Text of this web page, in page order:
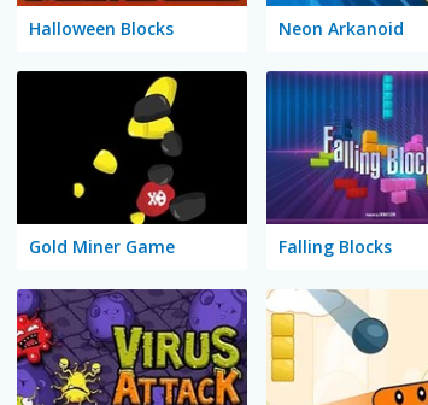
Halloween Blocks Neon Arkanoid
Gold Miner Game Falling Blocks